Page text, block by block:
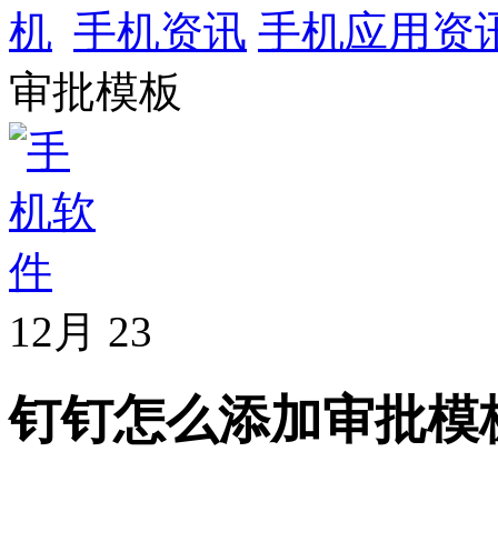
手机资讯 手机应用资
审批模板
12月 23
钉钉怎么添加审批模